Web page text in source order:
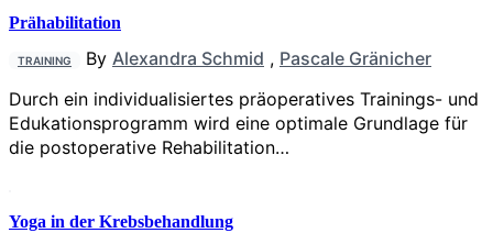
Prähabilitation
TRAINING By Alexandra Schmid , Pascale Gränicher
Durch ein individualisiertes präoperatives Trainings- und
Edukationsprogramm wird eine optimale Grundlage für
die postoperative Rehabilitation…
Yoga in der Krebsbehandlung